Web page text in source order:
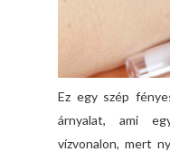
Ez egy szép
árnyalat, ami
vízvonalon, mert